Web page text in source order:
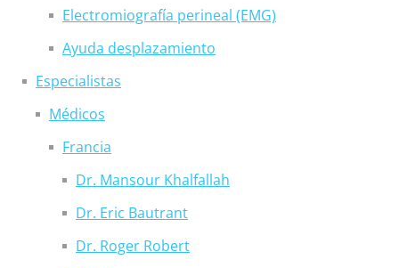
Electromiografía perineal (EMG)
Ayuda desplazamiento
Especialistas
Médicos
Francia
Dr. Mansour Khalfallah
Dr. Eric Bautrant
Dr. Roger Robert